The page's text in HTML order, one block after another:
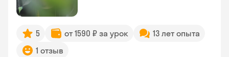
5 от 1590 ₽ за урок
13 лет опыта
1 отзыв